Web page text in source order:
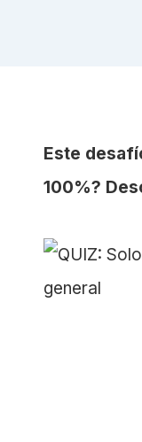
Este
100%?